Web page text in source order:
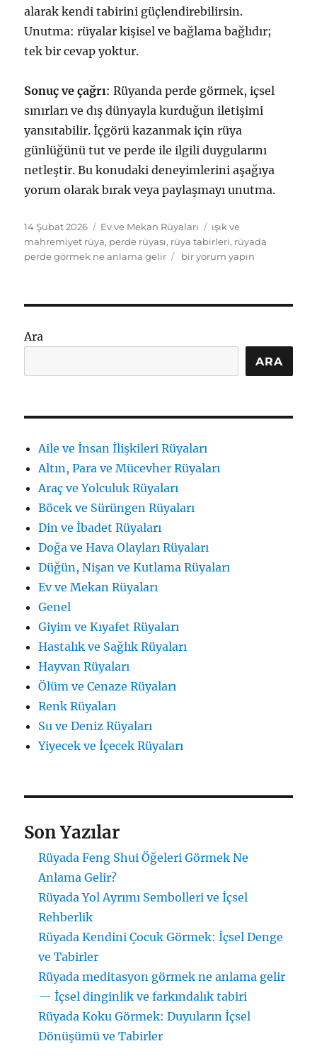
alarak kendi tabirini güçlendirebilirsin.
Unutma: rüyalar kişisel ve bağlama bağlıdır;
tek bir cevap yoktur.
Sonuç ve çağrı: Rüyanda perde görmek, içsel
sınırları ve dış dünyayla kurduğun iletişimi
yansıtabilir. İçgörü kazanmak için rüya
günlüğünü tut ve perde ile ilgili duygularını
netleştir. Bu konudaki deneyimlerini aşağıya
yorum olarak bırak veya paylaşmayı unutma.
Yayın
tarihi
14 Şubat 2026 Kategoriler
Ev ve Mekan Rüyaları Etiketler
ışık ve
mahremiyet rüya, perde rüyası, rüya tabirleri, rüyada
perde görmek ne anlama gelir
Rüyada
ışık
mahremiyet
bir yorum yapın
Ara
ARA
Aile ve İnsan İlişkileri Rüyaları
Altın, Para ve Mücevher Rüyaları
Araç ve Yolculuk Rüyaları
Böcek ve Sürüngen Rüyaları
Din ve İbadet Rüyaları
Doğa ve Hava Olayları Rüyaları
Düğün, Nişan ve Kutlama Rüyaları
Ev ve Mekan Rüyaları
Genel
Giyim ve Kıyafet Rüyaları
Hastalık ve Sağlık Rüyaları
Hayvan Rüyaları
Ölüm ve Cenaze Rüyaları
Renk Rüyaları
Su ve Deniz Rüyaları
Yiyecek ve İçecek Rüyaları
Son Yazılar
Rüyada Feng Shui Öğeleri Görmek Ne
Anlama Gelir?
Rüyada Yol Ayrımı Sembolleri ve İçsel
Rehberlik
Rüyada Kendini Çocuk Görmek: İçsel Denge
ve Tabirler
Rüyada meditasyon görmek ne anlama gelir
— İçsel dinginlik ve farkındalık tabiri
Rüyada Koku Görmek: Duyuların İçsel
Dönüşümü ve Tabirler